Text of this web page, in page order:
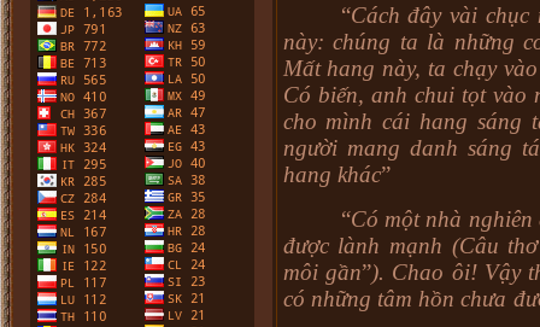
“Cách đây vài
này: chúng ta là những
Mất hang này, ta chạy
Có biến, anh chui tọt
cho mình cái hang sáng
người mang danh sáng
hang khác”
“Có một nhà
được lành mạnh (Câu
môi gần”). Chao ôi! Vậy
có những tâm hồn chưa